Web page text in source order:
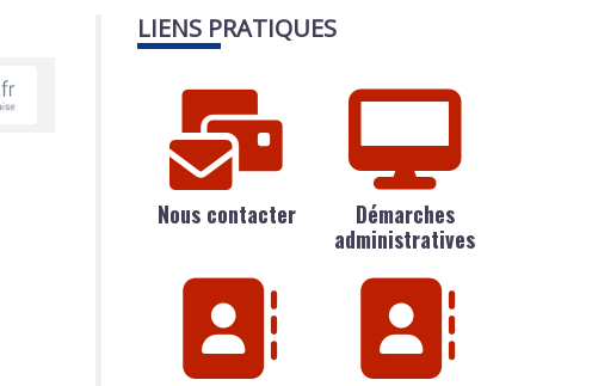
LIENS PRATIQUES
Nous contacter
Démarches
administratives